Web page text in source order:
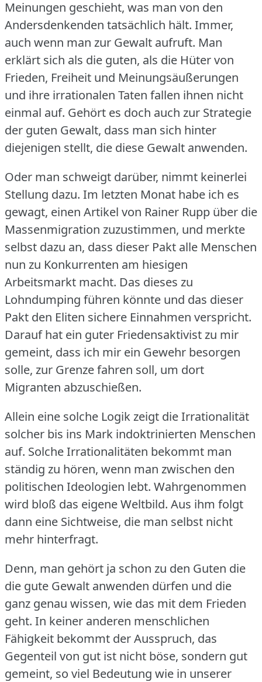
Meinungen geschieht, was man von den
Andersdenkenden tatsächlich hält. Immer,
auch wenn man zur Gewalt aufruft. Man
erklärt sich als die guten, als die Hüter von
Frieden, Freiheit und Meinungsäußerungen
und ihre irrationalen Taten fallen ihnen nicht
einmal auf. Gehört es doch auch zur Strategie
der guten Gewalt, dass man sich hinter
diejenigen stellt, die diese Gewalt anwenden.
Oder man schweigt darüber, nimmt keinerlei
Stellung dazu. Im letzten Monat habe ich es
gewagt, einen Artikel von Rainer Rupp über die
Massenmigration zuzustimmen, und merkte
selbst dazu an, dass dieser Pakt alle Menschen
nun zu Konkurrenten am hiesigen
Arbeitsmarkt macht. Das dieses zu
Lohndumping führen könnte und das dieser
Pakt den Eliten sichere Einnahmen verspricht.
Darauf hat ein guter Friedensaktivist zu mir
gemeint, dass ich mir ein Gewehr besorgen
solle, zur Grenze fahren soll, um dort
Migranten abzuschießen.
Allein eine solche Logik zeigt die Irrationalität
solcher bis ins Mark indoktrinierten Menschen
auf. Solche Irrationalitäten bekommt man
ständig zu hören, wenn man zwischen den
politischen Ideologien lebt. Wahrgenommen
wird bloß das eigene Weltbild. Aus ihm folgt
dann eine Sichtweise, die man selbst nicht
mehr hinterfragt.
Denn, man gehört ja schon zu den Guten die
die gute Gewalt anwenden dürfen und die
ganz genau wissen, wie das mit dem Frieden
geht. In keiner anderen menschlichen
Fähigkeit bekommt der Ausspruch, das
Gegenteil von gut ist nicht böse, sondern gut
gemeint, so viel Bedeutung wie in unserer